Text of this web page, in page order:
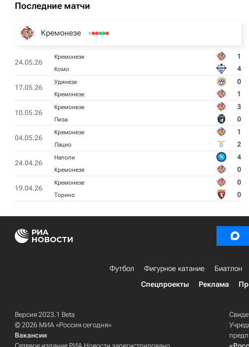
Последние матчи
Кремонезе
24.05.26
Кремонезе 1
Комо 4
17.05.26
Удинезе 0
Кремонезе 1
10.05.26
Кремонезе 3
Пиза 0
04.05.26
Кремонезе 1
Лацио 2
24.04.26
Наполи 4
Кремонезе 0
19.04.26
Кремонезе 0
Торино 0
Футбол Фигурное катание Биатлон
Спецпроекты
Реклама
Версия 2023.1 Beta
© 2026 МИА «Россия сегодня»
Вакансии